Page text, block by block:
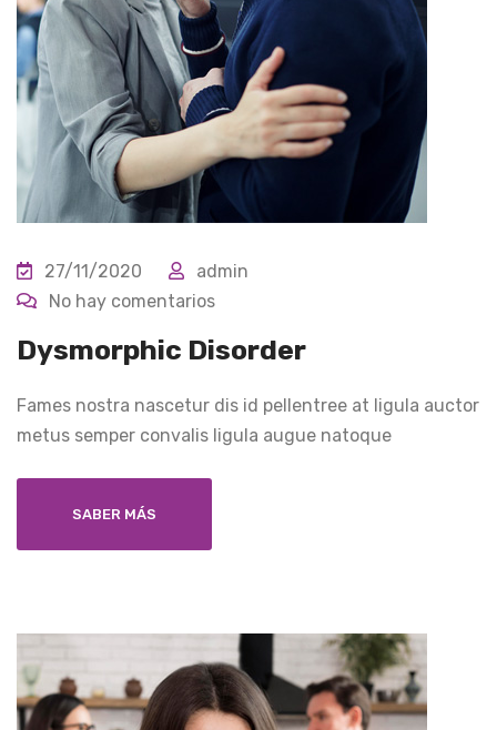
27/11/2020
admin
No hay comentarios
Dysmorphic Disorder
Fames nostra nascetur dis id pellentree at ligula auctor
metus semper convalis ligula augue natoque
SABER MÁS